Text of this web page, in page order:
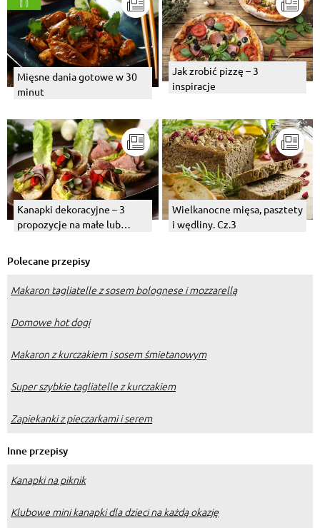
Mięsne dania gotowe w 30
minut
Jak zrobić pizzę – 3
inspiracje
Kanapki dekoracyjne – 3
propozycje na małe lub
Wielkanocne mięsa, pasztety
i wędliny. Cz.3
Polecane przepisy
Makaron tagliatelle z sosem bolognese i mozzarellą
Domowe hot dogi
Makaron z kurczakiem i sosem śmietanowym
Super szybkie tagliatelle z kurczakiem
Zapiekanki z pieczarkami i serem
Inne przepisy
Kanapki na piknik
Klubowe mini kanapki dla dzieci na każdą okazję